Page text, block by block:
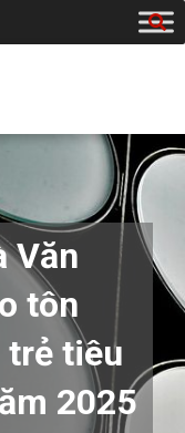
Văn
tôn
trẻ tiêu
2025